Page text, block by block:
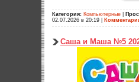
Категория: Компьютерные
02.07.2026 в 20:19
Саша и Маша №5